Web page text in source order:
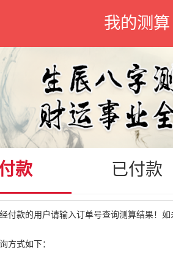
我的测算
款 已付款
付款的用户请输入订单号查询测算结果！
方式如下：